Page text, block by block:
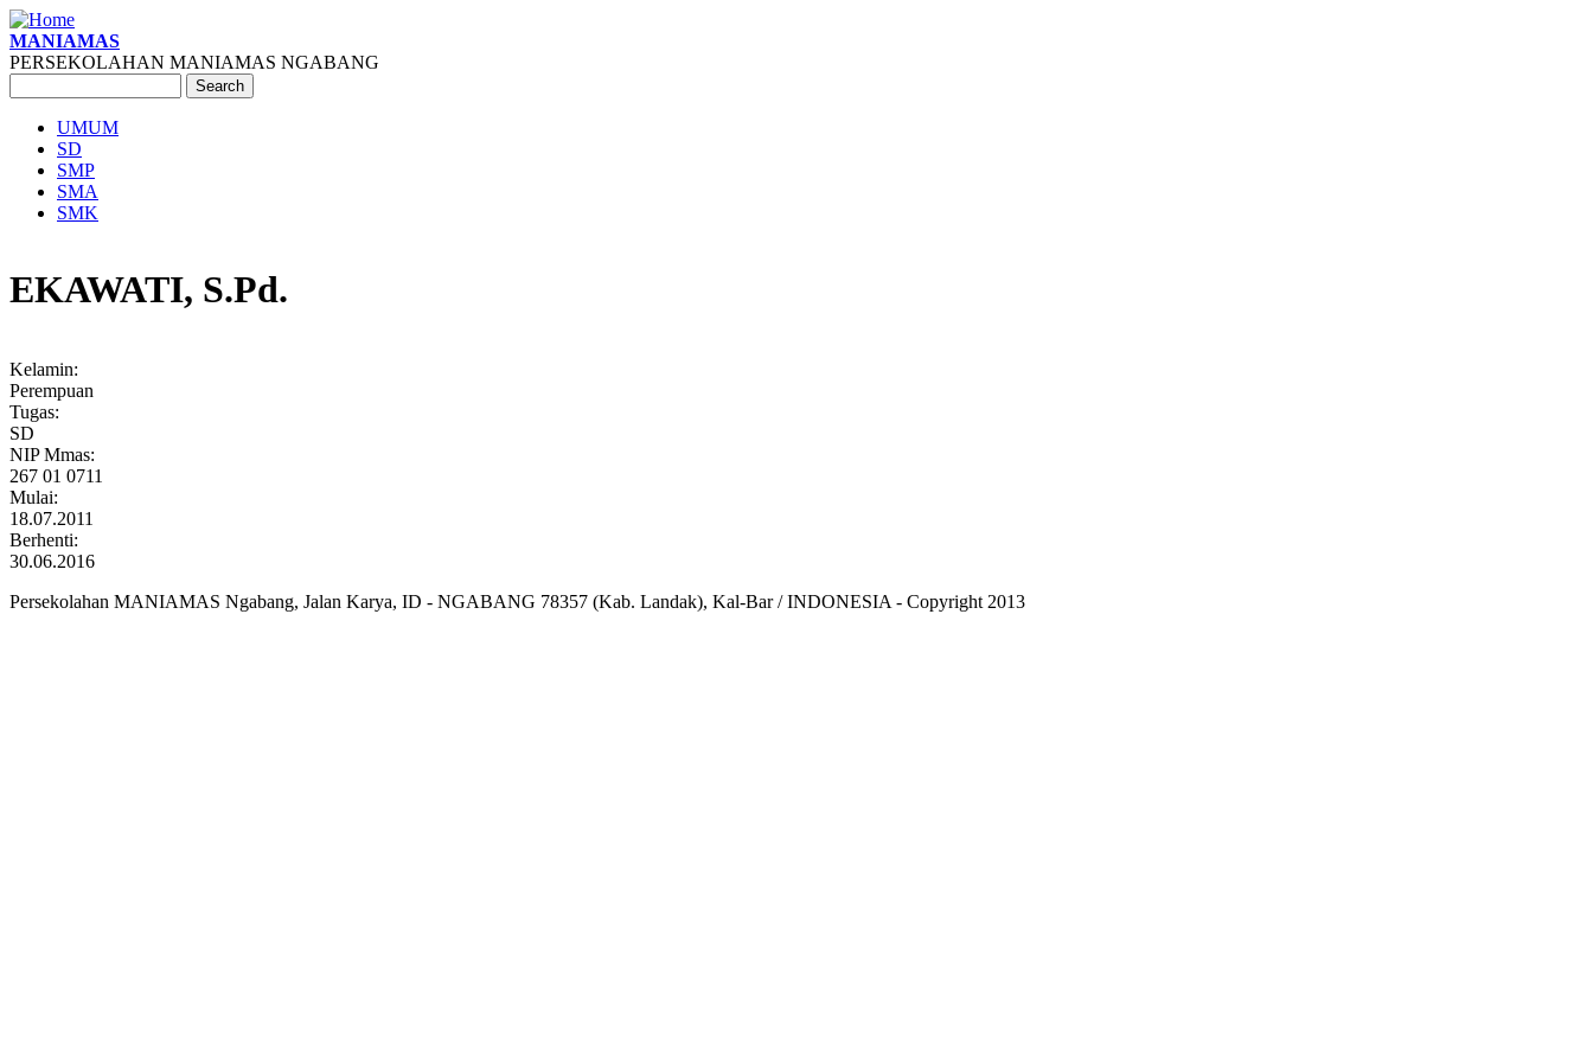
Skip to main content
MANIAMAS
PERSEKOLAHAN MANIAMAS NGABANG
Main menu
UMUM
SD
SMP
SMA
SMK
EKAWATI, S.Pd.
Kelamin:
Perempuan
Tugas:
SD
NIP Mmas:
267 01 0711
Mulai:
18.07.2011
Berhenti:
30.06.2016
Persekolahan MANIAMAS Ngabang, Jalan Karya, ID - NGABANG 78357 (Kab. Landak), Kal-Bar / INDONESIA - Copyright 2013